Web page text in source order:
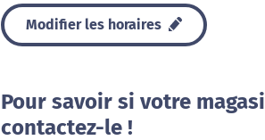
Modifier les horaires
Pour savoir si votre
contactez-le !